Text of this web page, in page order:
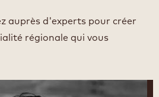
auprès d'experts pour créer
régionale qui vous